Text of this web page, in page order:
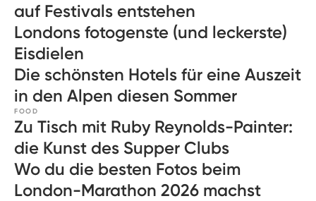
auf Festivals entstehen
Londons fotogenste (und leckerste)
Eisdielen
Die schönsten Hotels für eine Auszeit
in den Alpen diesen Sommer
FOOD
Zu Tisch mit Ruby Reynolds-Painter:
die Kunst des Supper Clubs
Wo du die besten Fotos beim
London-Marathon 2026 machst